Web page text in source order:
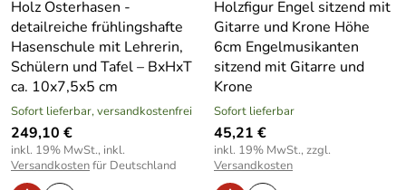
Holz Osterhasen -
detailreiche frühlingshafte
Hasenschule mit Lehrerin,
Schülern und Tafel – BxHxT
ca. 10x7,5x5 cm
Sofort lieferbar, versandkostenfrei
249,10 €
inkl. 19% MwSt., inkl.
Versandkostenfür Deutschland
Holzfigur Engel sitzend mit
Gitarre und Krone Höhe
6cm Engelmusikanten
sitzend mit Gitarre und
Krone
Sofort lieferbar
45,21 €
inkl. 19% MwSt., zzgl.
Versandkosten